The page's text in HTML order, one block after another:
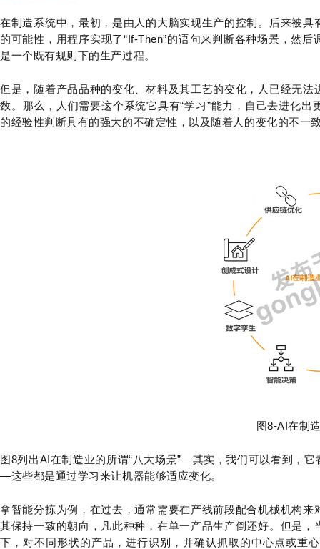
在制造系统中，最初，是由人的大脑实现生产的控制。后来被
的可能性，用程序实现了“If-Then”的语句来判断各种场景，然
是一个既有规则下的生产过程。
但是，随着产品品种的变化、材料及其工艺的变化，人已经无
数。那么，人们需要这个系统它具有“学习”能力，自己去进化
的经验性判断具有的强大的不确定性，以及随着人的变化的不一
图8-AI在制
图8列出AI在制造业的所谓“八大场景”—其实，我们可以看到，
—这些都是通过学习来让机器能够适应变化。
拿智能分拣为例，在过去，通常需要在产线前段配合机械机构
其保持一致的朝向，凡此种种，在单一产品生产倒还好。但是
下，对不同形状的产品，进行识别，并确认抓取的中心点或